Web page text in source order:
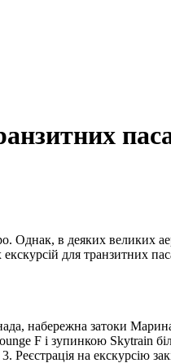
Однак, в деяких великих
для транзитних
набережна затоки
F і зупинкою Skytrain
на екскурсію